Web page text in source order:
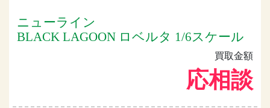
ニューライン
BLACK LAGOON ロベルタ 1/6スケール
買取金額
応相談